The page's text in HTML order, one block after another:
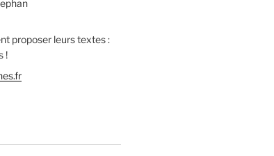
proposer leurs textes :
!